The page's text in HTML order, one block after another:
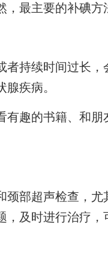
，最主要的补碘方
持续时间过长，
疾病。
趣的书籍、和朋
部超声检查，尤
，及时进行治疗